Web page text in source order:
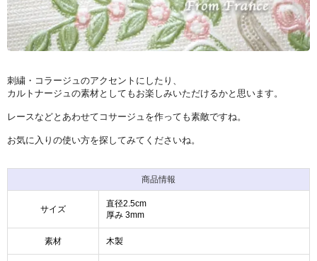
刺繍・コラージュのアクセントにしたり、
カルトナージュの素材としてもお楽しみいただけるかと思います。
レースなどとあわせてコサージュを作っても素敵ですね。
お気に入りの使い方を探してみてくださいね。
商品情報
サイズ
直径2.5cm
厚み 3mm
素材 木製